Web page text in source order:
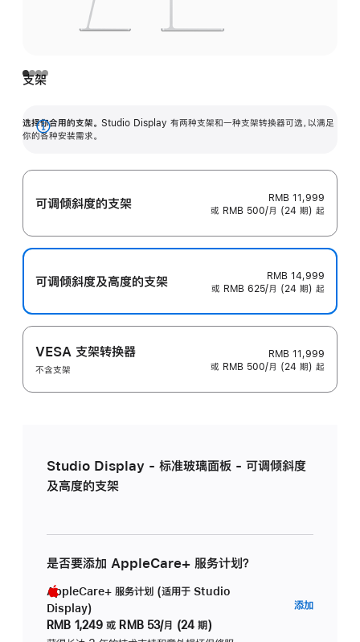
支架
选择你合用的支架。 Studio Display 有两种支架和一种支架转换器可选，以满足
你的各种安装需求。
展
可调倾斜度的支架
RMB 11,999
或 RMB 500/月 (24 期) 起
可调倾斜度及高‍度的支‍架
RMB 14,999
或 RMB 625/月 (24 期) 起
VESA 支架转换器
不含支架
RMB 11,999
或 RMB 500/月 (24 期) 起
Studio Display - 标准玻璃面板 - 可调倾斜度
及高度的支架
是否要添加 AppleCare+ 服务计划？
AppleCare+ 服务计划 (适用于 Studio
Display)
RMB 1,249 或 RMB 53/月 (24 期)
添加